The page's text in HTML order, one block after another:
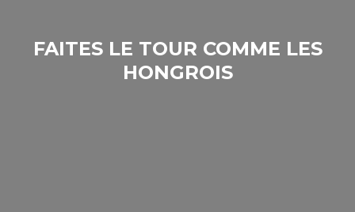
FAITES LE TOUR COMME LES
HONGROIS